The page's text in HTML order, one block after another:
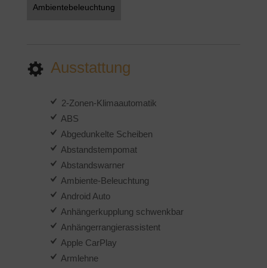
Ambientebeleuchtung
Ausstattung
2-Zonen-Klimaautomatik
ABS
Abgedunkelte Scheiben
Abstandstempomat
Abstandswarner
Ambiente-Beleuchtung
Android Auto
Anhängerkupplung schwenkbar
Anhängerrangierassistent
Apple CarPlay
Armlehne